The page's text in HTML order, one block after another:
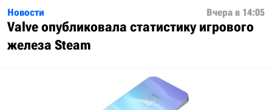
Новости Вчера в 14:05
Valve опубликовала статистику игрового
железа Steam